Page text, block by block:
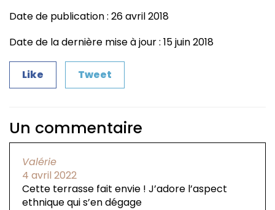
Date de publication : 26 avril 2018
Date de la dernière mise à jour : 15 juin 2018
Like Tweet
Un commentaire
Valérie
4 avril 2022
Cette terrasse fait envie ! J’adore l’aspect
ethnique qui s’en dégage